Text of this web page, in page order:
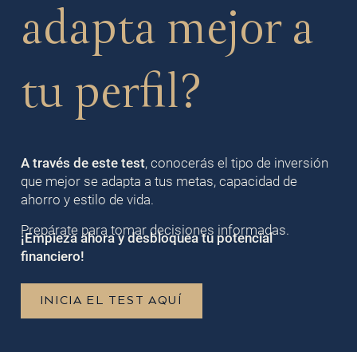
adapta mejor a
tu perfil?
A través de este test, conocerás el tipo de inversión
que mejor se adapta a tus metas, capacidad de
ahorro y estilo de vida.
Prepárate para tomar decisiones informadas.
¡Empieza ahora y desbloquea tu potencial
financiero!
INICIA EL TEST AQUÍ